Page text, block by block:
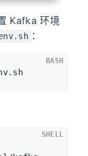
Kafka 环境
：
BASH
SHELL